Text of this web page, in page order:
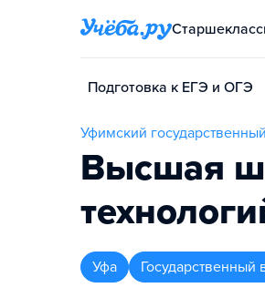
Подготовка к ЕГЭ и ОГЭ
Уфимский
Высшая
Уфа Государственный